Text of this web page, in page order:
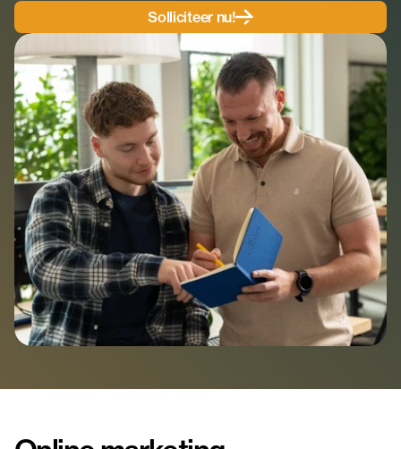
Contact
Neem contact op
Solliciteer nu!